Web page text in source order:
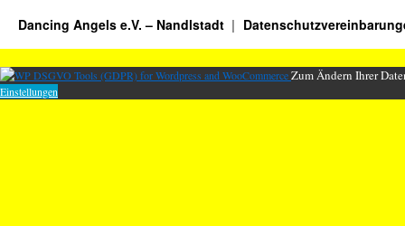
Dancing Angels e.V. – Nandlstadt
Zum Ändern Ihrer
Einstellungen